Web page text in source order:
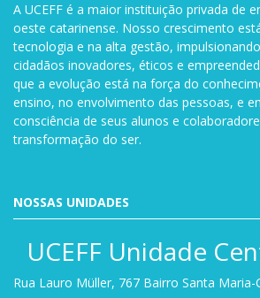
A UCEFF é a maior instituição privada de
oeste catarinense. Nosso crescimento
tecnologia e na alta gestão,
cidadãos inovadores, éticos e
que a evolução está na força do
ensino, no envolvimento das pessoas, e
consciência de seus alunos e
transformação do ser.
NOSSAS UNIDADES
UCEFF Unidade
Rua Lauro Müller, 767 Bairro Santa Maria-